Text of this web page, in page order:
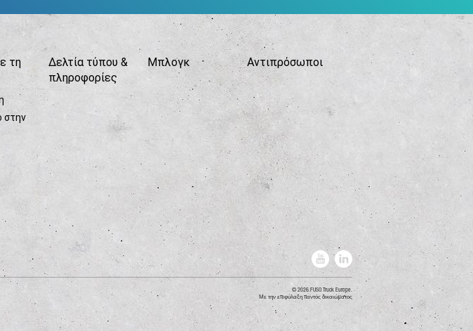
τη
στην
Δελτία τύπου &
πληροφορίες
Μπλογκ Αντιπρόσωποι
2026 FUSO Truck Europe.
Με την επιφύλαξη παντός δικαιώματος